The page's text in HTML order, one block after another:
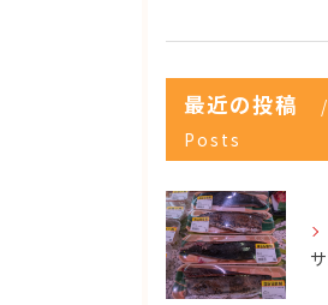
最近の投稿
Posts